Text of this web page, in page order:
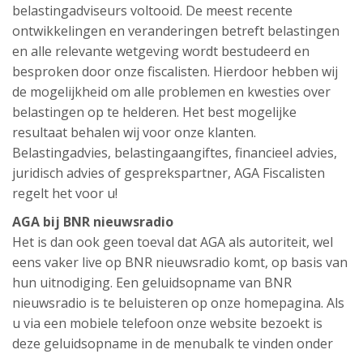
belastingadviseurs voltooid. De meest recente
ontwikkelingen en veranderingen betreft belastingen
en alle relevante wetgeving wordt bestudeerd en
besproken door onze fiscalisten. Hierdoor hebben wij
de mogelijkheid om alle problemen en kwesties over
belastingen op te helderen. Het best mogelijke
resultaat behalen wij voor onze klanten.
Belastingadvies, belastingaangiftes, financieel advies,
juridisch advies of gesprekspartner, AGA Fiscalisten
regelt het voor u!
AGA bij BNR nieuwsradio
Het is dan ook geen toeval dat AGA als autoriteit, wel
eens vaker live op BNR nieuwsradio komt, op basis van
hun uitnodiging. Een geluidsopname van BNR
nieuwsradio is te beluisteren op onze homepagina. Als
u via een mobiele telefoon onze website bezoekt is
deze geluidsopname in de menubalk te vinden onder